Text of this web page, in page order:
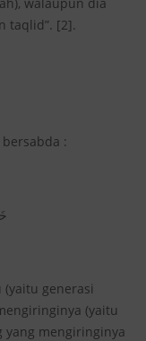
taqlid”. [2].
:
generasi
(yaitu
yang mengiringinya